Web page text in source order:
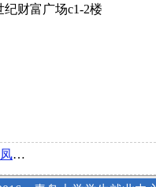
纪财富广场c1-2楼
讲会